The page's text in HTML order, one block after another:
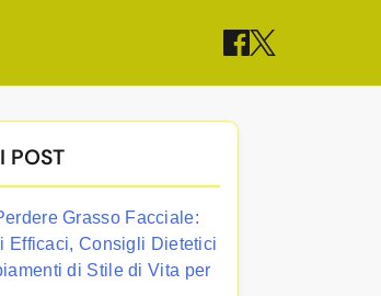
POST
Grasso Facciale:
Efficaci, Consigli Dietetici
di Stile di Vita per